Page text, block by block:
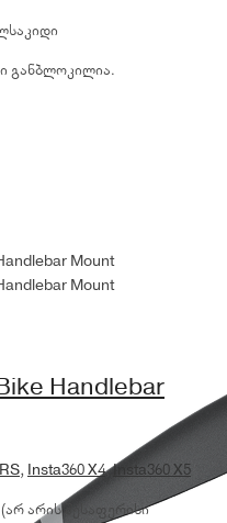
განბლოკილია.
Handlebar
, Insta360 X4,Insta360 X5
არის შესაფერისი